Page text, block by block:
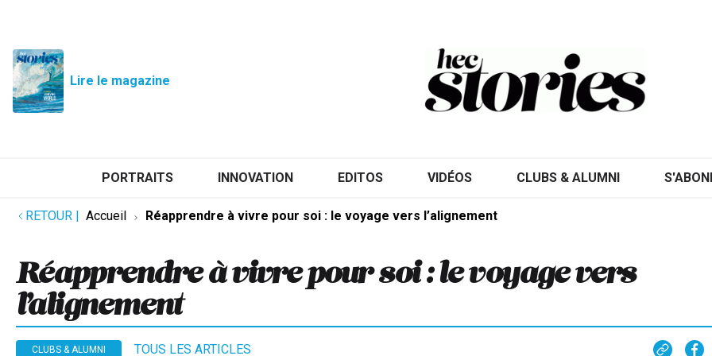
Lire le magazine
PORTRAITS INNOVATION EDITOS VIDÉOS CLUBS & ALUMNI
RETOUR | Accueil Réapprendre à vivre pour soi : le voyage vers l’alignement
Réapprendre à vivre pour soi : le voyage vers
l’alignement
CLUBS & ALUMNI TOUS LES ARTICLES